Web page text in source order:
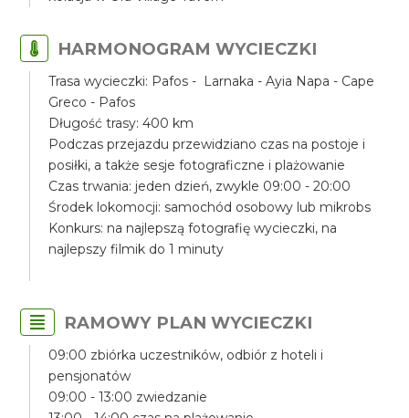
HARMONOGRAM WYCIECZKI
Trasa wycieczki: Pafos - Larnaka - Ayia Napa - Cape
Greco - Pafos
Długość trasy: 400 km
Podczas przejazdu przewidziano czas na postoje i
posiłki, a także sesje fotograficzne i plażowanie
Czas trwania: jeden dzień, zwykle 09:00 - 20:00
Środek lokomocji: samochód osobowy lub mikrobs
Konkurs: na najlepszą fotografię wycieczki, na
najlepszy filmik do 1 minuty
RAMOWY PLAN WYCIECZKI
09:00 zbiórka uczestników, odbiór z hoteli i
pensjonatów
09:00 - 13:00 zwiedzanie